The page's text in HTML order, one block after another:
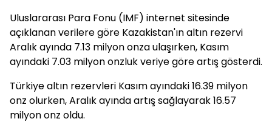
Uluslararası Para Fonu (IMF) internet sitesinde
açıklanan verilere göre Kazakistan'ın altın rezervi
Aralık ayında 7.13 milyon onza ulaşırken, Kasım
ayındaki 7.03 milyon onzluk veriye göre artış gösterdi.
Türkiye altın rezervleri Kasım ayındaki 16.39 milyon
onz olurken, Aralık ayında artış sağlayarak 16.57
milyon onz oldu.